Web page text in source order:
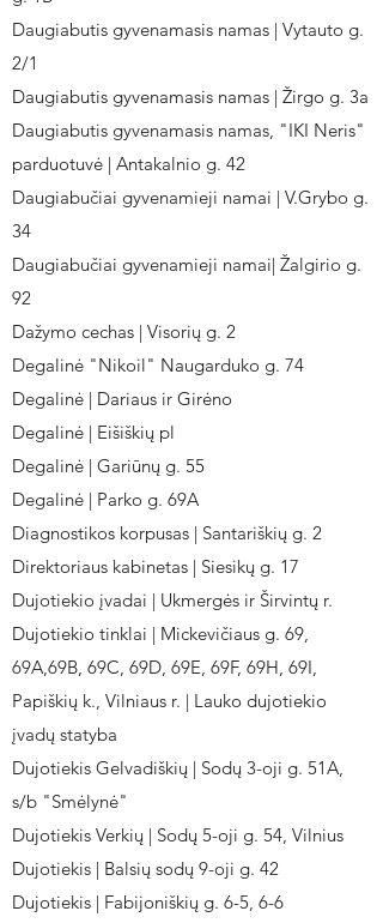
Daugiabutis gyvenamasis namas | Vytauto g.
2/1
Daugiabutis gyvenamasis namas | Žirgo g. 3a
Daugiabutis gyvenamasis namas, "IKI Neris"
parduotuvė | Antakalnio g. 42
Daugiabučiai gyvenamieji namai | V.Grybo g.
34
Daugiabučiai gyvenamieji namai| Žalgirio g.
92
Dažymo cechas | Visorių g. 2
Degalinė "Nikoil" Naugarduko g. 74
Degalinė | Dariaus ir Girėno
Degalinė | Eišiškių pl
Degalinė | Gariūnų g. 55
Degalinė | Parko g. 69A
Diagnostikos korpusas | Santariškių g. 2
Direktoriaus kabinetas | Siesikų g. 17
Dujotiekio įvadai | Ukmergės ir Širvintų r.
Dujotiekio tinklai | Mickevičiaus g. 69,
69A,69B, 69C, 69D, 69E, 69F, 69H, 69I,
Papiškių k., Vilniaus r. | Lauko dujotiekio
įvadų statyba
Dujotiekis Gelvadiškių | Sodų 3-oji g. 51A,
s/b "Smėlynė"
Dujotiekis Verkių | Sodų 5-oji g. 54, Vilnius
Dujotiekis | Balsių sodų 9-oji g. 42
Dujotiekis | Fabijoniškių g. 6-5, 6-6